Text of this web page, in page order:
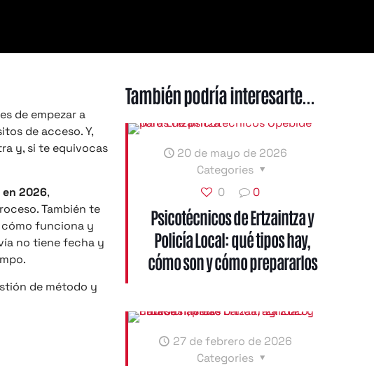
de empezar a
de acceso. Y,
y, si te equivocas
en 2026,
También te
cómo funciona y
no tiene fecha y
de método y
También podría interesarte...
20 de mayo de 2026
Categories
0
0
Psicotécnicos de Ertzaintza y
Policía Local: qué tipos hay,
cómo son y cómo prepararlos
27 de febrero de 2026
Categories